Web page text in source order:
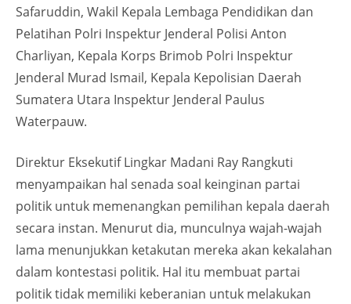
Safaruddin, Wakil Kepala Lembaga Pendidikan dan
Pelatihan Polri Inspektur Jenderal Polisi Anton
Charliyan, Kepala Korps Brimob Polri Inspektur
Jenderal Murad Ismail, Kepala Kepolisian Daerah
Sumatera Utara Inspektur Jenderal Paulus
Waterpauw.
Direktur Eksekutif Lingkar Madani Ray Rangkuti
menyampaikan hal senada soal keinginan partai
politik untuk memenangkan pemilihan kepala daerah
secara instan. Menurut dia, munculnya wajah-wajah
lama menunjukkan ketakutan mereka akan kekalahan
dalam kontestasi politik. Hal itu membuat partai
politik tidak memiliki keberanian untuk melakukan